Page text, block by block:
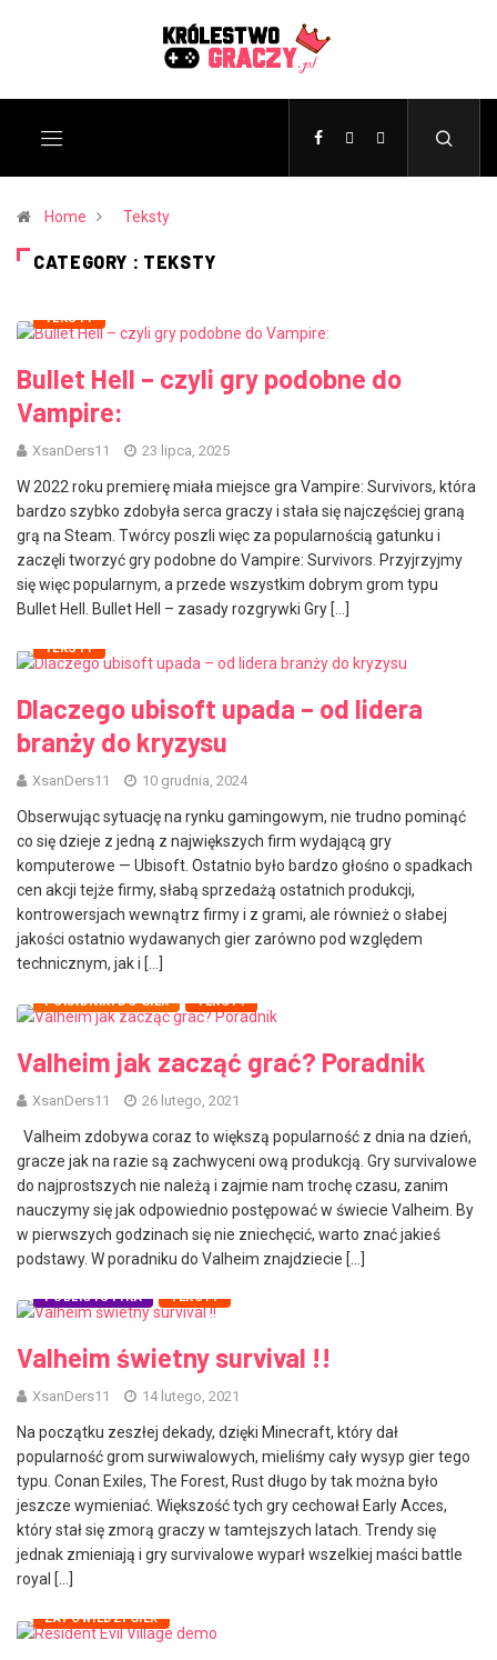
Home Teksty
CATEGORY : TEKSTY
TEKSTY
Bullet Hell – czyli gry podobne do
Vampire:
XsanDers11 23 lipca, 2025
W 2022 roku premierę miała miejsce gra Vampire: Survivors, która
bardzo szybko zdobyła serca graczy i stała się najczęściej graną
grą na Steam. Twórcy poszli więc za popularnością gatunku i
zaczęli tworzyć gry podobne do Vampire: Survivors. Przyjrzyjmy
się więc popularnym, a przede wszystkim dobrym grom typu
Bullet Hell. Bullet Hell – zasady rozgrywki Gry […]
TEKSTY
Dlaczego ubisoft upada – od lidera
branży do kryzysu
XsanDers11 10 grudnia, 2024
Obserwując sytuację na rynku gamingowym, nie trudno pominąć
co się dzieje z jedną z największych firm wydającą gry
komputerowe — Ubisoft. Ostatnio było bardzo głośno o spadkach
cen akcji tejże firmy, słabą sprzedażą ostatnich produkcji,
kontrowersjach wewnątrz firmy i z grami, ale również o słabej
jakości ostatnio wydawanych gier zarówno pod względem
technicznym, jak i […]
PORADNIKI DO GIER TEKSTY
Valheim jak zacząć grać? Poradnik
XsanDers11 26 lutego, 2021
Valheim zdobywa coraz to większą popularność z dnia na dzień,
gracze jak na razie są zachwyceni ową produkcją. Gry survivalowe
do najprostszych nie należą i zajmie nam trochę czasu, zanim
nauczymy się jak odpowiednio postępować w świecie Valheim. By
w pierwszych godzinach się nie zniechęcić, warto znać jakieś
podstawy. W poradniku do Valheim znajdziecie […]
PUBLICYSTYKA TEKSTY
Valheim świetny survival !!
XsanDers11 14 lutego, 2021
Na początku zeszłej dekady, dzięki Minecraft, który dał
popularność grom surwiwalowych, mieliśmy cały wysyp gier tego
typu. Conan Exiles, The Forest, Rust długo by tak można było
jeszcze wymieniać. Większość tych gry cechował Early Acces,
który stał się zmorą graczy w tamtejszych latach. Trendy się
jednak zmieniają i gry survivalowe wyparł wszelkiej maści battle
royal […]NEWSROOM
ZAPOWIEDZI GIER